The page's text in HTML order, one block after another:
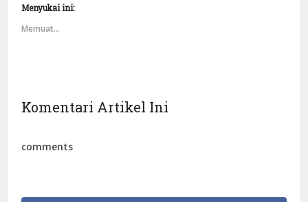
Menyukai ini:
Memuat...
Komentari Artikel Ini
comments